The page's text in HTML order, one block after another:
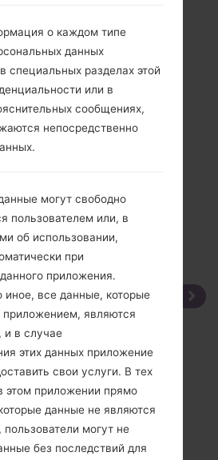
Сравнить
о каждом типе
данных
специальных разделах этой
или в
сообщениях,
непосредственно
могут свободно
пользователем или, в
об использовании,
при
приложения.
иное, все данные, которые
приложением, являются
и в случае
этих данных приложение
свои услуги. В тех
этом приложении прямо
данные не являются
могут не
без последствий для